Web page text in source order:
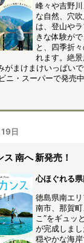
峰々や吉野
な自然、穴
は、登山や
きな体験が
と、四季折
れます。絶
がまけまけいっぱい
ニ・スーパーで発売中
日
南へ 新発売！
心ほぐれる
徳島県南エ
南市、那賀
こ”をギュッ
が完成しまし
穏やかな海